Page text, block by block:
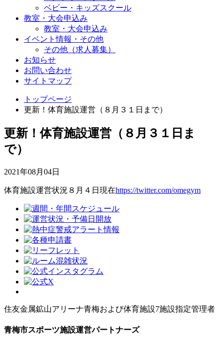
ベビー・キッズスクール
教室・大会申込み
教室・大会申込み
イベント情報・その他
その他（求人募集）
お知らせ
お問い合わせ
サイトマップ
トップページ
更新！体育施設運営（８月３１日まで）
更新！体育施設運営（８月３１日ま
で）
2021年08月04日
体育施設運営状況８月４日現在https://twitter.com/omegym
住友金属鉱山アリーナ青梅および体育施設7施設指定管理者
青梅市スポーツ施設運営パートナーズ